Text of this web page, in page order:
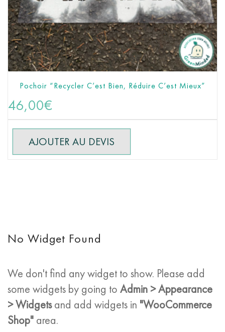
Pochoir “Recycler C’est Bien, Réduire C’est Mieux”
46,00€
AJOUTER AU DEVIS
No Widget Found
We don't find any widget to show. Please add
some widgets by going to Admin > Appearance
> Widgetsand add widgets in "WooCommerce
Shop" area.